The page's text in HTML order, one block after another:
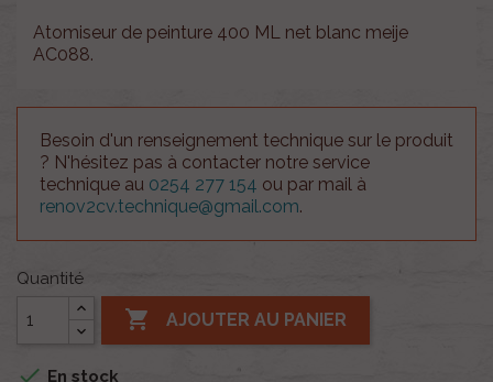
Atomiseur de peinture 400 ML net blanc meije
AC088.
Besoin d'un renseignement technique sur le produit
? N'hésitez pas à contacter notre service
technique au 0254 277 154 ou par mail à
renov2cv.technique@gmail.com.
Quantité
 AJOUTER AU PANIER
 En stock